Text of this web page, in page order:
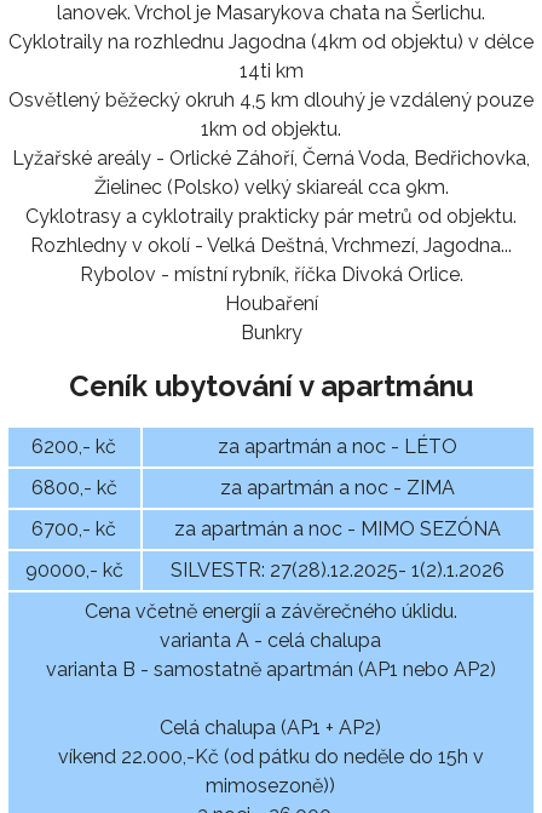
lanovek. Vrchol je Masarykova chata na Šerlichu.
Cyklotraily na rozhlednu Jagodna (4km od objektu) v délce
14ti km
Osvětlený běžecký okruh 4,5 km dlouhý je vzdálený pouze
1km od objektu.
Lyžařské areály - Orlické Záhoří, Černá Voda, Bedřichovka,
Žielinec (Polsko) velký skiareál cca 9km.
Cyklotrasy a cyklotraily prakticky pár metrů od objektu.
Rozhledny v okolí - Velká Deštná, Vrchmezí, Jagodna...
Rybolov - místní rybník, říčka Divoká Orlice.
Houbaření
Bunkry
Ceník ubytování v apartmánu
6200,- kč
za apartmán a noc - LÉTO
6800,- kč
za apartmán a noc - ZIMA
6700,- kč
za apartmán a noc - MIMO SEZÓNA
90000,- kč
SILVESTR: 27(28).12.2025- 1(2).1.2026
Cena včetně energií a závěrečného úklidu.
varianta A - celá chalupa
varianta B - samostatně apartmán (AP1 nebo AP2)
Celá chalupa (AP1 + AP2)
víkend 22.000,-Kč (od pátku do neděle do 15h v
mimosezoně))